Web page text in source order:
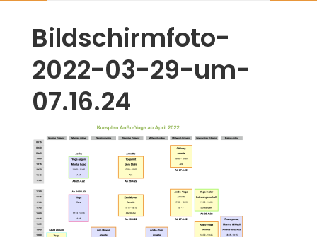
Bildschirmfoto-
2022-03-29-um-
07.16.24